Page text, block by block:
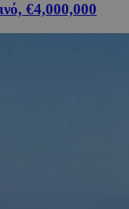
€4,000,000